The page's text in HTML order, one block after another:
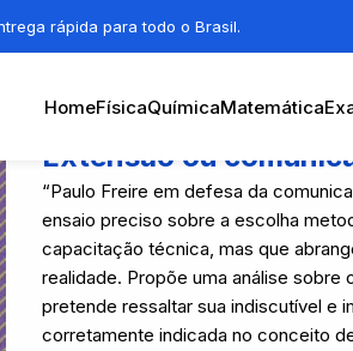
rápida para todo o Brasil.
HomeFísicaQuímicaMatemática
Extensão ou
“Paulo Freire em defesa da
ensaio preciso sobre a escolha
capacitação técnica, mas que
realidade. Propõe uma análise
pretende ressaltar sua indiscutível e
corretamente indicada no conceito